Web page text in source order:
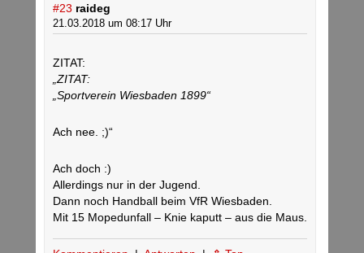
#23 raideg
21.03.2018 um 08:17 Uhr
ZITAT:
„ZITAT:
„Sportverein Wiesbaden 1899“
Ach nee. ;)“
Ach doch :)
Allerdings nur in der Jugend.
Dann noch Handball beim VfR Wiesbaden.
Mit 15 Mopedunfall – Knie kaputt – aus die Maus.